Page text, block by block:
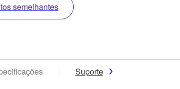
semelhantes
Suporte